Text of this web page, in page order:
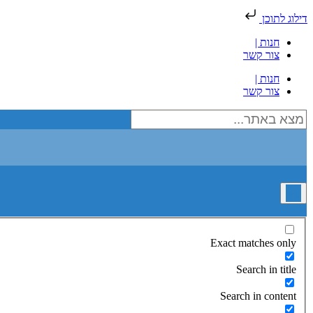
דילוג לתוכן
חנות |
צור קשר
חנות |
צור קשר
Exact matches only
Search in title
Search in content